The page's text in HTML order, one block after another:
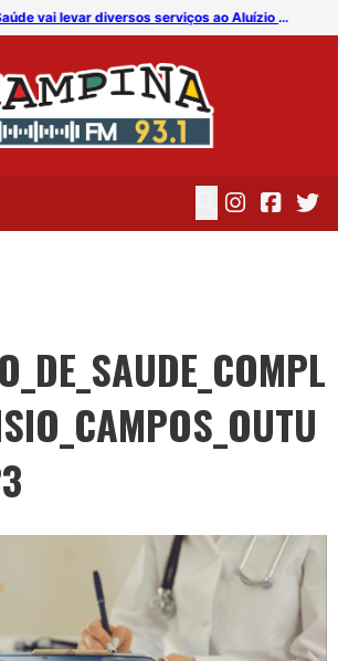
Mutirão de Saúde vai levar diversos serviços ao Aluízio Campos nesta semana